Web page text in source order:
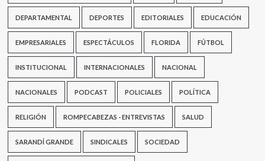
DEPARTAMENTAL DEPORTES EDITORIALES EDUCACIÓN
EMPRESARIALES ESPECTÁCULOS FLORIDA FÚTBOL
INSTITUCIONAL INTERNACIONALES NACIONAL
NACIONALES PODCAST POLICIALES POLÍTICA
RELIGIÓN ROMPECABEZAS - ENTREVISTAS SALUD
SARANDÍ GRANDE SINDICALES SOCIEDAD